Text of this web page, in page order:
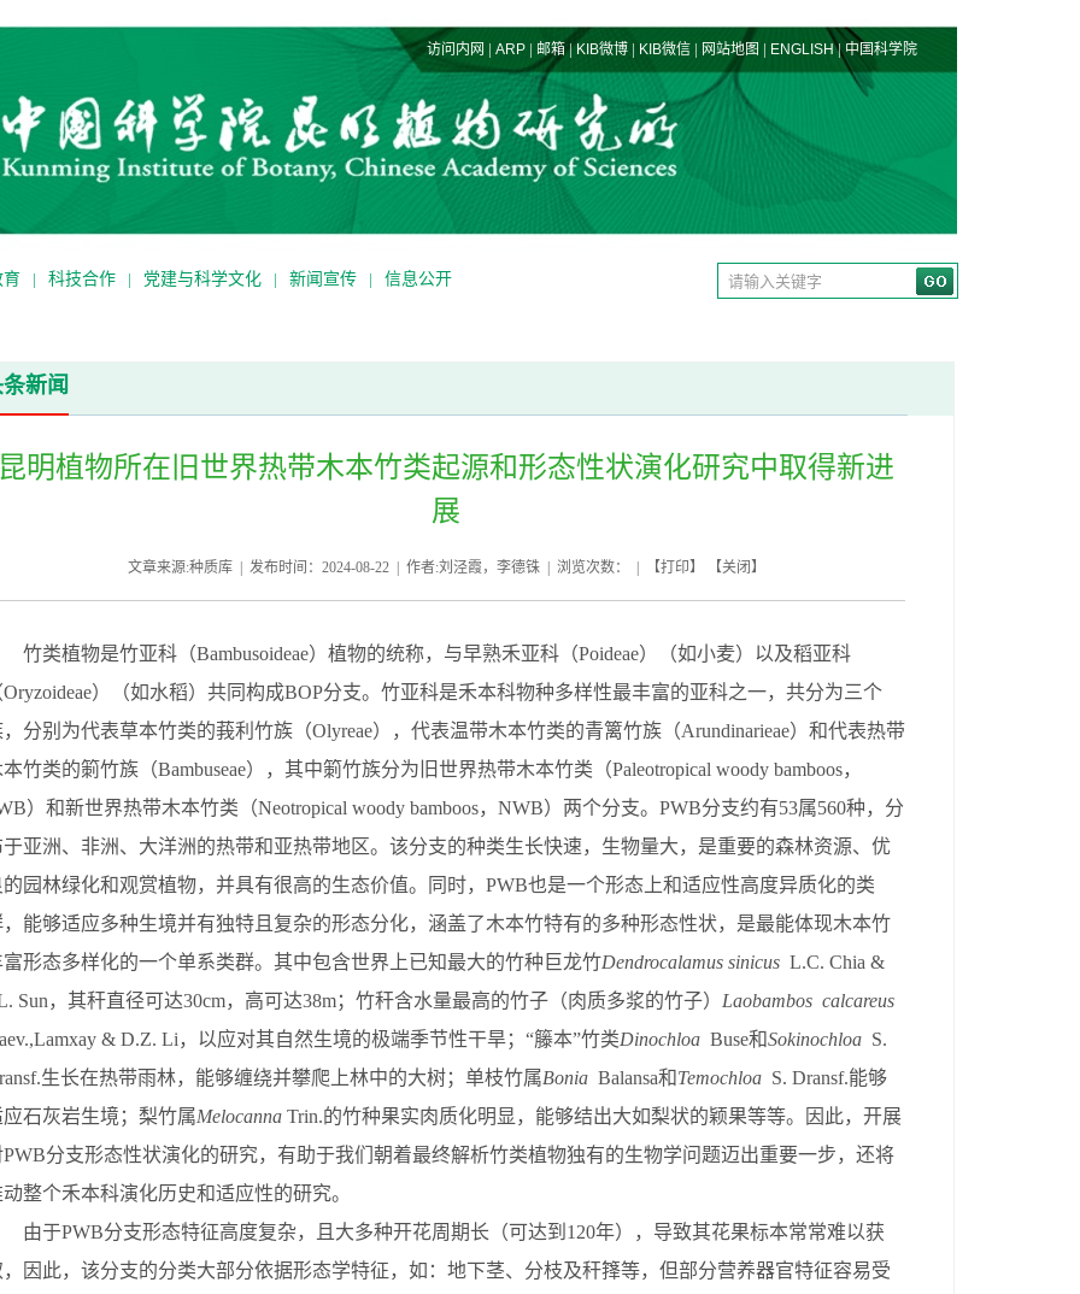
访问内网 | ARP | 邮箱|KIB微博 | KIB微信 | 网站地图 | ENGLISH| 中国科学院
育 | 科技合作 | 党建与科学文化 | 新闻宣传 | 信息公开
新闻
明植物所在旧世界热带木本竹类起源和形态性状演化研究中取得新进
展
文章来源:种质库 | 发布时间：2024-08-22 | 作者:刘泾霞，李德铢 | 浏览次数： | 【打印】 【关闭 】
竹类植物是竹亚科（Bambusoideae）植物的统称，与早熟禾亚科（Poideae） （如小麦） 以及稻亚科
Oryzoideae） （如水稻）共同构成BOP分支。竹亚科是禾本科物种多样性最丰富的亚科之一，共分为三个
，分别为代表草本竹类的莪利竹族（Olyreae），代表温带木本竹类的青篱竹族（Arundinarieae）和代表热带
本竹类的箣竹族（Bambuseae）， 其中箣竹族分为旧世界热带木本竹类 （Paleotropical woody bamboos，
）和新世界热带木本竹类 （Neotropical woody bamboos， NWB） 两个分支。 PWB分支约有53属560种，分
亚洲、非洲、大洋洲的热带和亚热带地区。 该分支的种类生长快速，生物量大，是重要的森林资源、优
园林绿化和观赏植物，并具有很高的生态价值。
同时， PWB也是一个形态上和适应性高度异质化的类
能够适应多种生境并有独特且复杂的形态分化， 涵盖了木本竹特有的多种形态性状，是最能体现木本竹
富形态多样化的一个单系类群。 其中包含世界上 已知最大的竹种 巨龙竹Dendrocalamus sinicus L.C. Chia &
Sun，其秆直径可达30cm，高可达38m；竹秆含水量最高的竹子（肉质多浆的竹子） Laobambos calcareus
& D.Z. Li，以应对其自然生境的极端季节性干旱； “籐本”竹类Dinochloa Buse和Sokinochloa S.
生长在热带雨林，能够缠绕并攀爬上林中的大树；单枝竹属Bonia Balansa和Temochloa S. Dransf.能够
应石灰岩生境；梨竹属Melocanna Trin.的竹种果实肉质化明显，能够结出大如梨状的颖果等等。 因此， 开展
PWB分支形态性状演化的研究，有助于我们朝着最终解析竹类植物独有的生物学问题迈出重要一步，还将
动整个禾本科演化历史和适应性的研究。
由于PWB分支形态特征高度复杂，且大多种开花周期长（可达到 120年），导致其花果标本常常难以获
，因此，该分支的分类大部分依据形态学特征，如：地下茎、分枝及秆箨等，但部分营养器官特征容易受